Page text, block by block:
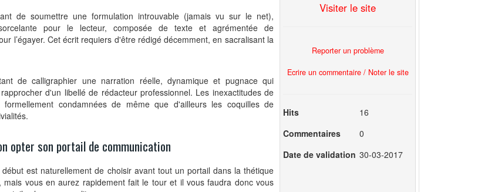
de soumettre une formulation introuvable (jamais vu sur le net),
pour le lecteur, composée de texte et agrémentée de
l’égayer. Cet écrit requiers d'être rédigé décemment, en sacralisant la
de calligraphier une narration réelle, dynamique et pugnace qui
d'un libellé de rédacteur professionnel. Les inexactitudes de
formellement condamnées de même que d'ailleurs les coquilles de
opter son portail de communication
est naturellement de choisir avant tout un portail dans la thétique
mais vous en aurez rapidement fait le tour et il vous faudra donc vous
Visiter le site
Reporter un problème
Ecrire un commentaire / Noter le site
Hits
16
Commentaires
0
Date de validation 30-03-2017